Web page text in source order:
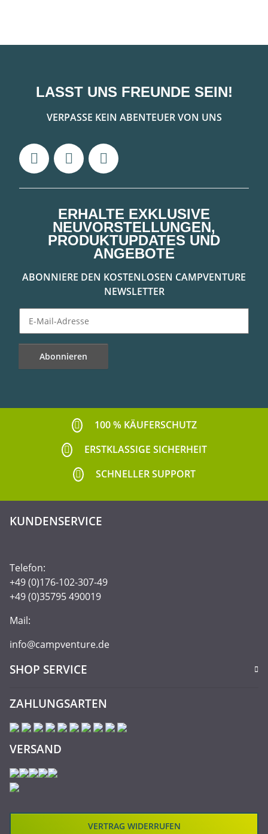
LASST UNS FREUNDE SEIN!
VERPASSE KEIN ABENTEUER VON UNS
ERHALTE EXKLUSIVE
NEUVORSTELLUNGEN,
PRODUKTUPDATES UND
ANGEBOTE
ABONNIERE DEN KOSTENLOSEN CAMPVENTURE
NEWSLETTER
Abonnieren
100 % KÄUFERSCHUTZ
ERSTKLASSIGE SICHERHEIT
SCHNELLER SUPPORT
KUNDENSERVICE
Telefon:
+49 (0)176-102-307-49
+49 (0)35795 490019
Mail:
info@campventure.de
SHOP SERVICE
ZAHLUNGSARTEN
VERSAND
VERTRAG WIDERRUFEN